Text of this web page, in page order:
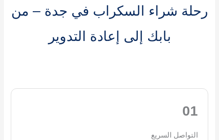
رحلة شراء السكراب في جدة – من
بابك إلى إعادة التدوير
01
التواصل السريع